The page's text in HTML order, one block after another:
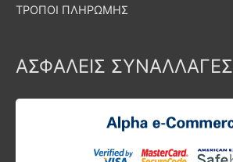
ΤΡΟΠΟΙ ΠΛΗΡΩΜΗΣ
ΑΣΦΑΛΕΙΣ ΣΥΝΑΛΛΑΓΕΣ